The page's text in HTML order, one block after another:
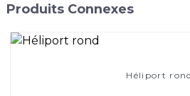
Produits Connexes
Héliport rond